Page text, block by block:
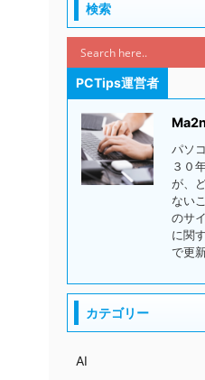
検索
PCTips運営者
パソ
３０
が、
ない
のサ
に関
で更
カテゴリー
AI